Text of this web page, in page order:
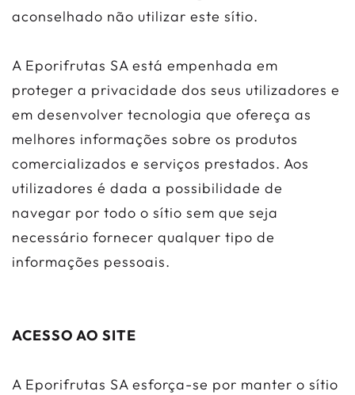
aconselhado não utilizar este sítio.
A Eporifrutas SA está empenhada em
proteger a privacidade dos seus utilizadores e
em desenvolver tecnologia que ofereça as
melhores informações sobre os produtos
comercializados e serviços prestados. Aos
utilizadores é dada a possibilidade de
navegar por todo o sítio sem que seja
necessário fornecer qualquer tipo de
informações pessoais.
ACESSO AO SITE
A Eporifrutas SA esforça-se por manter o sítio